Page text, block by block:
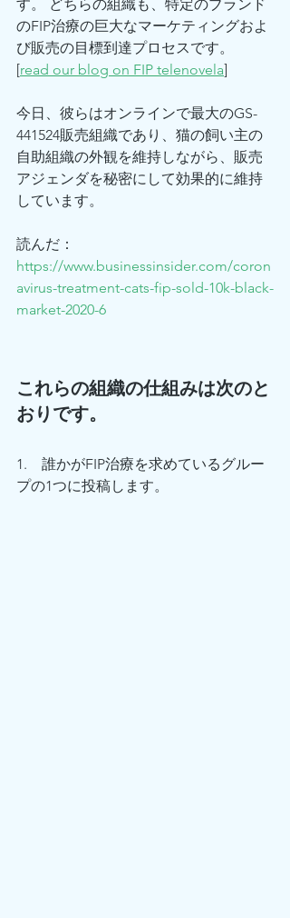
す。 どちらの組織も、特定のブランド
のFIP治療の巨大なマーケティングおよ
び販売の目標到達プロセスです。
[read our blog on FIP telenovela]
今日、彼らはオンラインで最大のGS-
441524販売組織であり、猫の飼い主の
自助組織の外観を維持しながら、販売
アジェンダを秘密にして効果的に維持
しています。
読んだ：
https://www.businessinsider.com/coron
avirus-treatment-cats-fip-sold-10k-black-
market-2020-6
これらの組織の仕組みは次のと
おりです。
1.
誰かがFIP治療を求めているグルー
プの1つに投稿します。